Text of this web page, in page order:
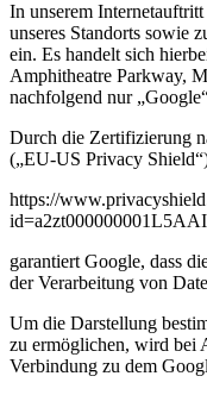
In unserem
unseres Standorts sowie
ein. Es handelt sich
Amphitheatre Parkway,
nachfolgend nur
Durch die Zertifizierung
(„EU-US Privacy
https://
garantiert Google, dass
der Verarbeitung von
Um die Darstellung
zu ermöglichen, wird bei
Verbindung zu dem